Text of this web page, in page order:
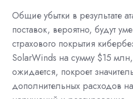
Общие убытки в результате
поставок, вероятно, будут
страхового покрытия
SolarWinds на сумму $15
ожидается, покроет
дополнительных расходов